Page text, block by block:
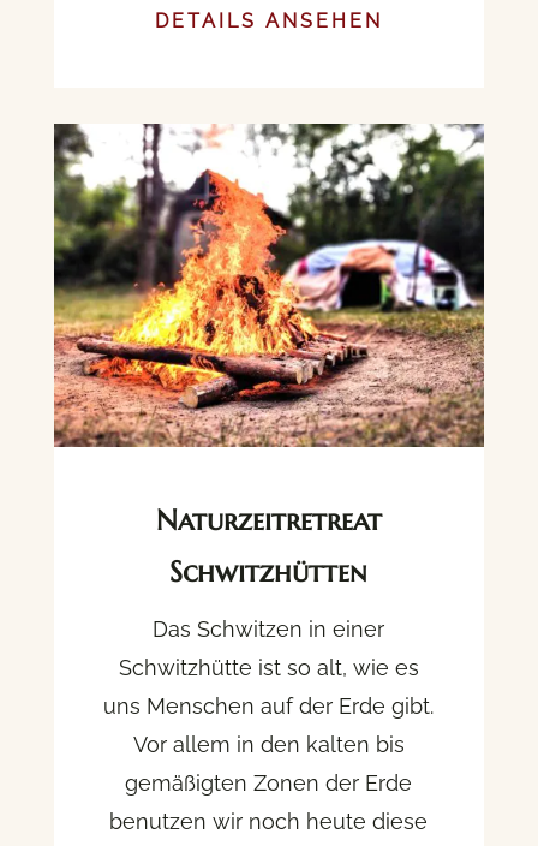
DETAILS ANSEHEN
Naturzeitretreat
Schwitzhütten
Das Schwitzen in einer
Schwitzhütte ist so alt, wie es
uns Menschen auf der Erde gibt.
Vor allem in den kalten bis
gemäßigten Zonen der Erde
benutzen wir noch heute diese